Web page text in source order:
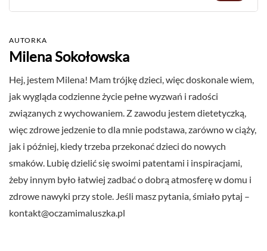
AUTORKA
Milena Sokołowska
Hej, jestem Milena! Mam trójkę dzieci, więc doskonale wiem,
jak wygląda codzienne życie pełne wyzwań i radości
związanych z wychowaniem. Z zawodu jestem dietetyczką,
więc zdrowe jedzenie to dla mnie podstawa, zarówno w ciąży,
jak i później, kiedy trzeba przekonać dzieci do nowych
smaków. Lubię dzielić się swoimi patentami i inspiracjami,
żeby innym było łatwiej zadbać o dobrą atmosferę w domu i
zdrowe nawyki przy stole. Jeśli masz pytania, śmiało pytaj –
kontakt@oczamimaluszka.pl